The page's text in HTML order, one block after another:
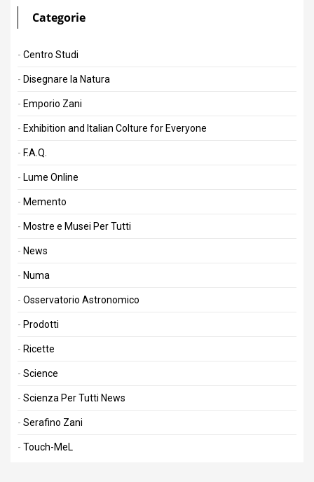
Categorie
Centro Studi
Disegnare la Natura
Emporio Zani
Exhibition and Italian Colture for Everyone
F.A.Q.
Lume Online
Memento
Mostre e Musei Per Tutti
News
Numa
Osservatorio Astronomico
Prodotti
Ricette
Science
Scienza Per Tutti News
Serafino Zani
Touch-MeL